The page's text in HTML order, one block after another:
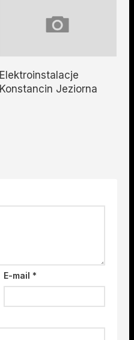
Elektroinstalacje
Konstancin Jeziorna
E-mail*